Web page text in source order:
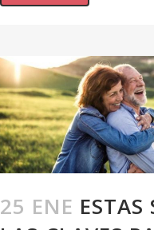
25 ENE ESTAS